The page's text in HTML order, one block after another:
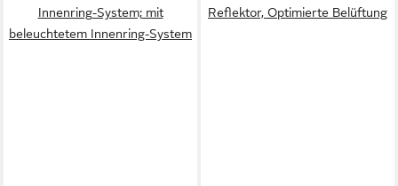
Innenring-System; mit
beleuchtetem Innenring-System
Reflektor, Optimierte Belüftung